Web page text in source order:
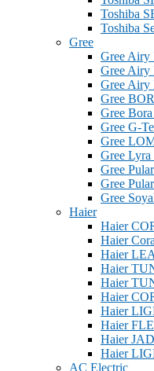
Toshiba
Toshiba
Gree
Gree Airy
Gree Airy
Gree Airy
Gree
Gree
Gree G-
Gree
Gree Lyra
Gree Pular
Gree
Gree
Haier
Haier
Haier
Haier
Haier
Haier
Haier
Haier
Haier
Haier
Haier
AC Electric